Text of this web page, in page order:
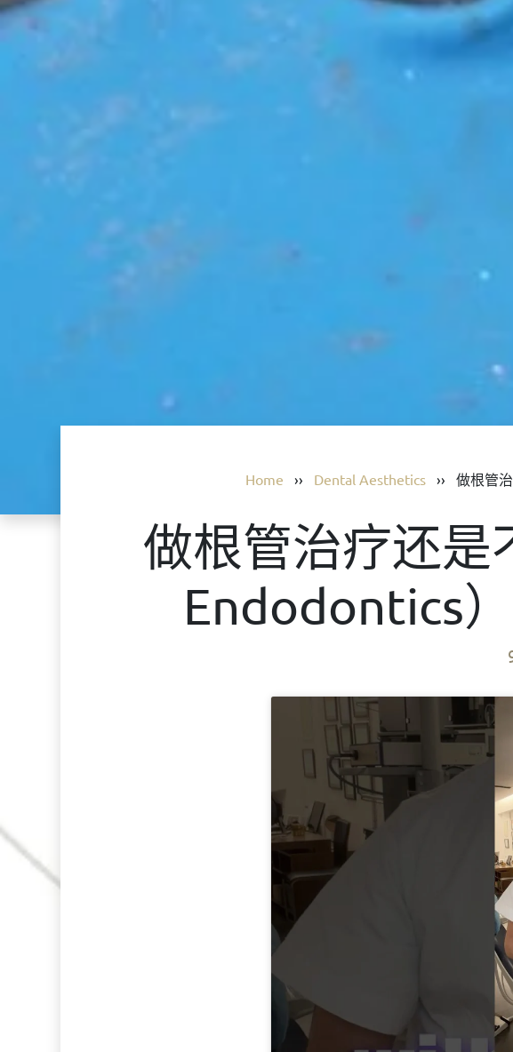
Home ›› Dental Aesthetics ›› 做根管
做根管治疗还
Endodontics